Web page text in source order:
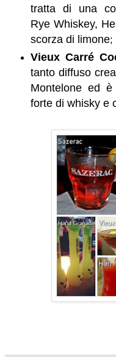
tratta di una
Rye Whiskey,
scorza di limone;
Vieux Carré
tanto diffuso
Montelone ed
forte di whisky e